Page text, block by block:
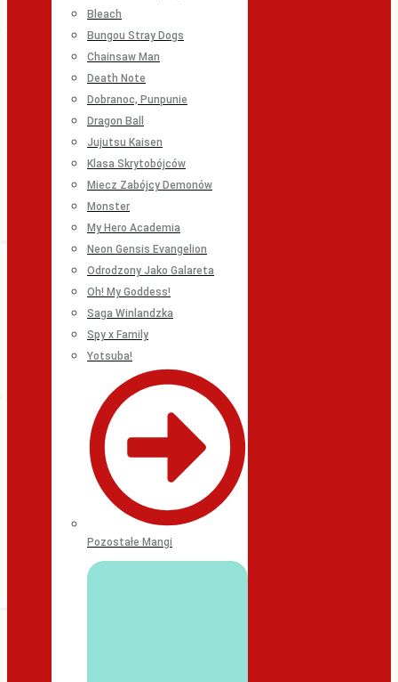
Bleach
Bungou Stray Dogs
Chainsaw Man
Death Note
Dobranoc, Punpunie
Dragon Ball
Jujutsu Kaisen
Klasa Skrytobójców
Miecz Zabójcy Demonów
Monster
My Hero Academia
Neon Gensis Evangelion
Odrodzony Jako Galareta
Oh! My Goddess!
Saga Winlandzka
Spy x Family
Yotsuba!
Pozostałe Mangi